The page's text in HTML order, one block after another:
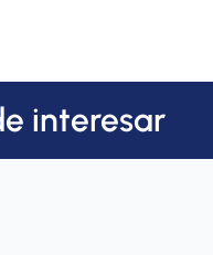
interesar